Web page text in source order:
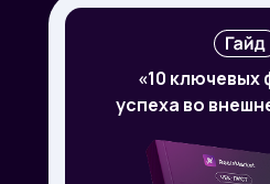
«10 ключевых
успеха во